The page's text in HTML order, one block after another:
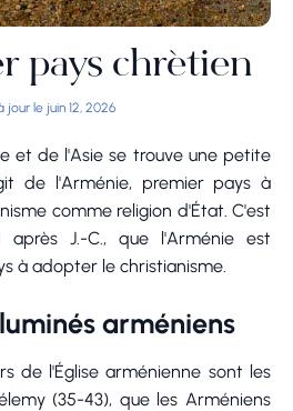
pays chrétien
jour le juin 12, 2026
et de l'Asie se trouve une petite
de l'Arménie, premier pays à
comme religion d'État. C'est
après J.-C., que l'Arménie est
à adopter le christianisme.
arméniens
de l'Église arménienne sont les
(35-43), que les Arméniens